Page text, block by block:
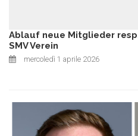
Ablauf neue Mitglieder
SMV Verein
mercoledì 1 aprile 2026